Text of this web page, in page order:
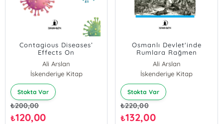
Contagious Diseases’
Effects On
Ali Arslan
İskenderiye Kitap
Stokta Var
₺200,00
₺120,00
Osmanlı Devlet'inde
Rumlara Rağmen
Ulahların Son Millet Oluşu
Ali Arslan
İskenderiye Kitap
Stokta Var
₺220,00
₺132,00